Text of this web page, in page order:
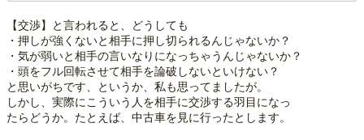
【交渉】と言われると、どうしても
・押しが強くないと相手に押し切られるんじゃないか？
・気が弱いと相手の言いなりになっちゃうんじゃないか？
・頭をフル回転させて相手を論破しないといけない？
と思いがちです、というか、私も思ってましたが。
しかし、実際にこういう人を相手に交渉する羽目になっ
たらどうか。たとえば、中古車を見に行ったとします。